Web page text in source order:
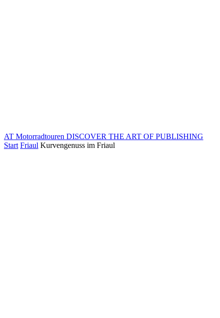
AT Motorradtouren DISCOVER THE ART OF PUBLISHING
Start Friaul Kurvengenuss im Friaul